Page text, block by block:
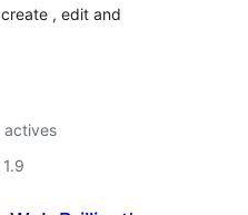
, edit and
actives